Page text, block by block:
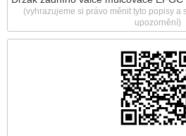
(vyhrazujeme si právo měnit tyto popisy a
upozornění)